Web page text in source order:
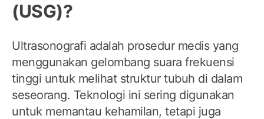
(USG)?
Ultrasonografi adalah prosedur medis yang
menggunakan gelombang suara frekuensi
tinggi untuk melihat struktur tubuh di dalam
seseorang. Teknologi ini sering digunakan
untuk memantau kehamilan, tetapi juga